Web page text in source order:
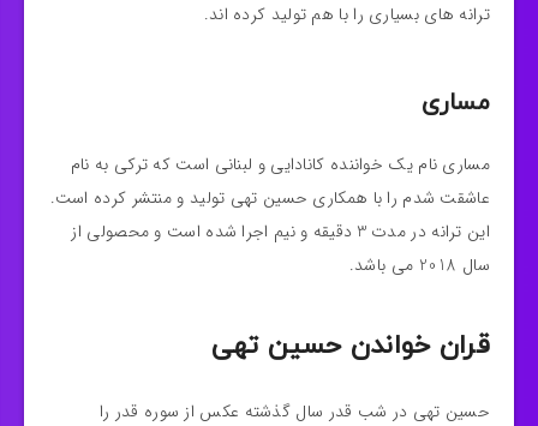
ترانه های بسیاری را با هم تولید کرده اند.
مساری
مساری نام یک خواننده کانادایی و لبنانی است که ترکی به نام
عاشقت شدم را با همکاری حسین تهی تولید و منتشر کرده است.
این ترانه در مدت 3 دقیقه و نیم اجرا شده است و محصولی از
سال 2018 می باشد.
قران خواندن حسین تهی
حسین تهی در شب قدر سال گذشته عکس از سوره قدر را